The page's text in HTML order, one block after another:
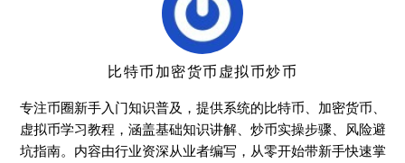
比特币加密货币虚拟币炒币
专注币圈新手入门知识普及，提供系统的比特币、加密货币、
虚拟币学习教程，涵盖基础知识讲解、炒币实操步骤、风险避
坑指南。内容由行业资深从业者编写，从零开始带新手快速掌